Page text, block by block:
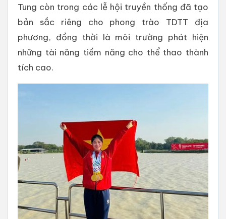
Tung còn trong các lễ hội truyền thống đã tạo
bản sắc riêng cho phong trào TDTT địa
phương, đồng thời là môi trường phát hiện
những tài năng tiềm năng cho thể thao thành
tích cao.